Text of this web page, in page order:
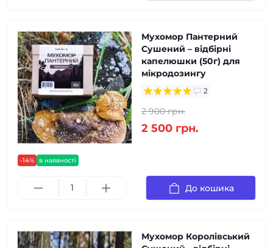
-14% в наявності
Мухомор Пантерний
Сушений – відбірні
капелюшки (50г) для
мікродозингу
2
2 900 грн.
2 500 грн.
До кошика
Мухомор Королівський